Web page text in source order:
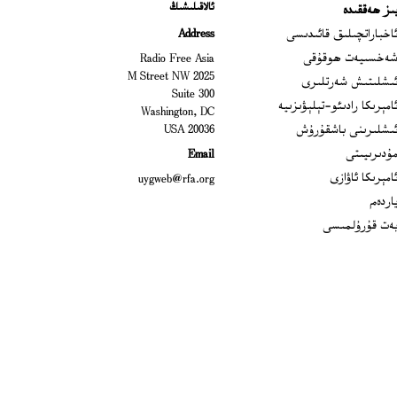
ھەققىدە
ئاخباراتچىلىق قائىدىسى
شەخسىيەت ھوقۇقى
ئىشلىتىش شەرتلىرى
ئامېرىكا رادىئو-تېلېۋىزىيە
ئىشلىرىنى باشقۇرۇش
مۇدىرىيىتى
ئامېرىكا ئاۋازى
ياردەم
بەت قۇرۇلمىسى
ئالاقىلىشىڭ
Address
Radio Free Asia
2025 M Street NW
Suite 300
Washington, DC
20036 USA
Email
uygweb@rfa.org